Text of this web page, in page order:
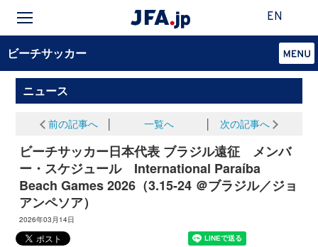
EN
ビーチサッカー
ニュース
前の記事へ 一覧へ 次の記事へ
ビーチサッカー日本代表 ブラジル遠征 メンバ
ー・スケジュール International Paraíba
Beach Games 2026（3.15-24 ＠ブラジル／ジョ
アンペソア）
2026年03月14日